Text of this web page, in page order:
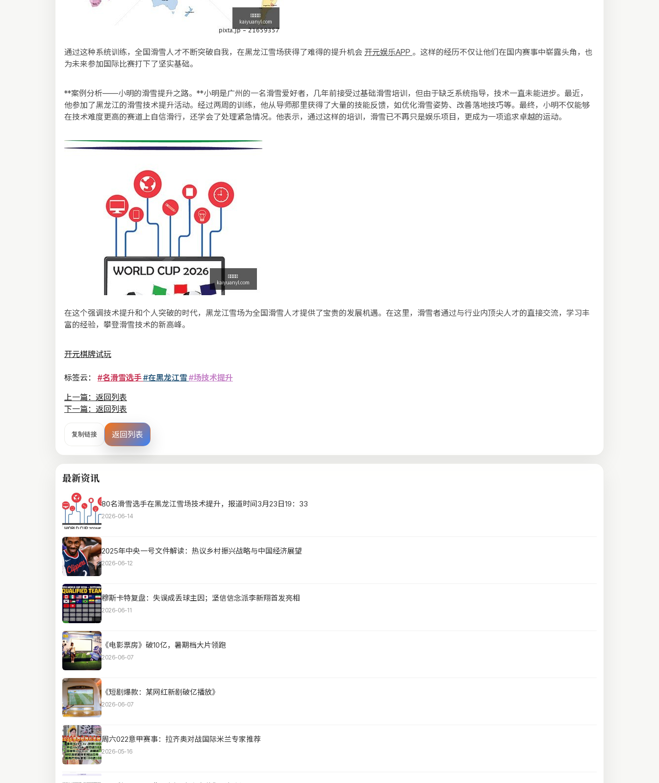
通过这种系统训练，全国滑雪人才不断突破自我，在黑龙江雪场获得了难得的提升机会 开元娱乐APP 。这样的经历不仅让他们在国内赛事中崭露头角，也
为未来参加国际比赛打下了坚实基础。
**案例分析——小明的滑雪提升之路。**小明是广州的一名滑雪爱好者，几年前接受过基础滑雪培训，但由于缺乏系统指导，技术一直未能进步。最近，
他参加了黑龙江的滑雪技术提升活动。经过两周的训练，他从导师那里获得了大量的技能反馈，如优化滑雪姿势、改善落地技巧等。最终，小明不仅能够
在技术难度更高的赛道上自信滑行，还学会了处理紧急情况。他表示，通过这样的培训，滑雪已不再只是娱乐项目，更成为一项追求卓越的运动。
在这个强调技术提升和个人突破的时代，黑龙江雪场为全国滑雪人才提供了宝贵的发展机遇。在这里，滑雪者通过与行业内顶尖人才的直接交流，学习丰
富的经验，攀登滑雪技术的新高峰。
开元棋牌试玩
标签云： #名滑雪选手#在黑龙江雪#场技术提升
上一篇：返回列表
下一篇：返回列表
复制链接 返回列表
最新资讯
80名滑雪选手在黑龙江雪场技术提升，报道时间3月23日19：33
2026-06-14
2025年中央一号文件解读：热议乡村振兴战略与中国经济展望
2026-06-12
穆斯卡特复盘：失误成丢球主因；坚信信念派李新翔首发亮相
2026-06-11
《电影票房》破10亿，暑期档大片领跑
2026-06-07
《短剧爆款：某网红新剧破亿播放》
2026-06-07
周六022意甲赛事：拉齐奥对战国际米兰专家推荐
2026-05-16